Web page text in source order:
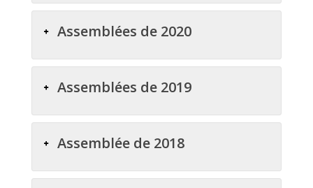
Assemblées de 2020
Assemblées de 2019
Assemblée de 2018